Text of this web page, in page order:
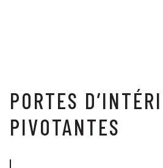
PORTES
PIVOTANTES